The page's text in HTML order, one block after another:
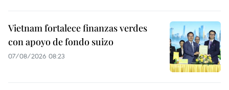
Vietnam fortalece finanzas verdes
con apoyo de fondo suizo
07/08/2026 08:23